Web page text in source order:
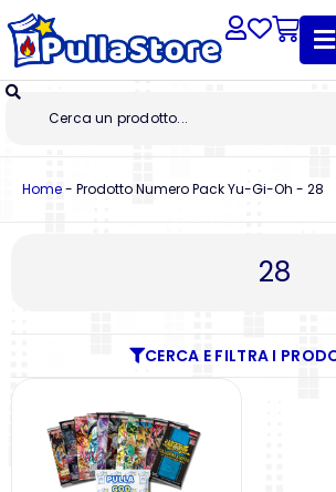
Home- Prodotto Numero Pack Yu-Gi-Oh - 28
28
CERCA E FILTRA I